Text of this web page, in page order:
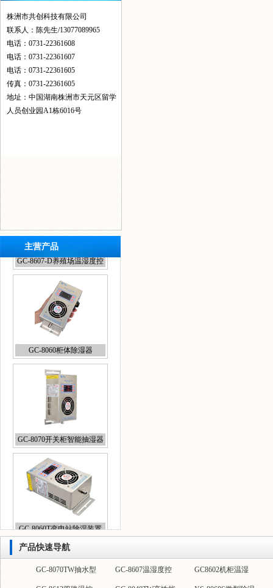
株洲市共创科技有限公司
联系人：陈先生/13077089965
电话：0731-22361608
电话：0731-22361607
电话：0731-22361605
传真：0731-22361605
地址：中国湖南株洲市天元区留学
人员创业园A1栋6016号
主营产品
GC-8060柜体除湿器
GC-8070开关柜智能抽湿器
GC-8060T变电站除湿装置
产品快速导航
GC-900养殖场环境 GC-8602(J)-D智能 GC-8070TW抽水型